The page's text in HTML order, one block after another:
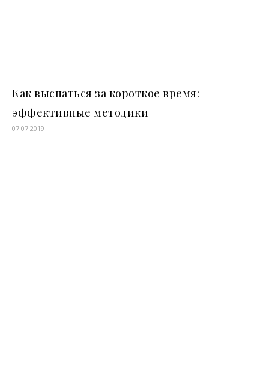
Как выспаться за короткое время:
эффективные методики
07.07.2019